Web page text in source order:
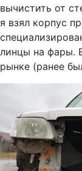
вычистить от
я взял корпус
линцы на фары.
рынке (ранее